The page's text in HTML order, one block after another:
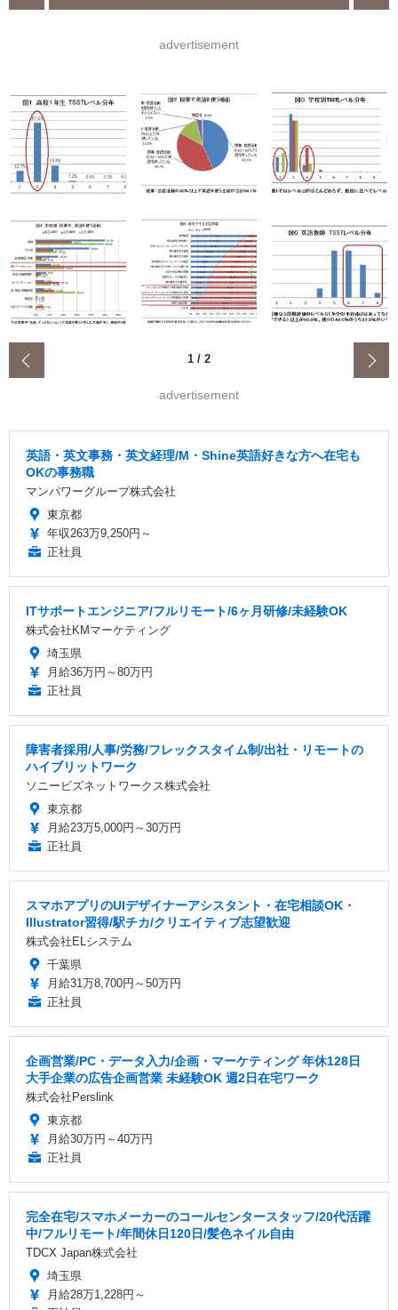
advertisement
1 / 2
advertisement
英語・英文事務・英文経理/M・Shine英語好きな方へ在宅も
OKの事務職
マンパワーグループ株式会社
東京都
年収263万9,250円～
正社員
ITサポートエンジニア/フルリモート/6ヶ月研修/未経験OK
株式会社KMマーケティング
埼玉県
月給36万円～80万円
正社員
障害者採用/人事/労務/フレックスタイム制/出社・リモートの
ハイブリットワーク
ソニービズネットワークス株式会社
東京都
月給23万5,000円～30万円
正社員
スマホアプリのUIデザイナーアシスタント・在宅相談OK・
Illustrator習得/駅チカ/クリエイティブ志望歓迎
株式会社ELシステム
千葉県
月給31万8,700円～50万円
正社員
企画営業/PC・データ入力/企画・マーケティング 年休128日
大手企業の広告企画営業 未経験OK 週2日在宅ワーク
株式会社Perslink
東京都
月給30万円～40万円
正社員
完全在宅/スマホメーカーのコールセンタースタッフ/20代活躍
中/フルリモート/年間休日120日/髪色ネイル自由
TDCX Japan株式会社
埼玉県
月給28万1,228円～